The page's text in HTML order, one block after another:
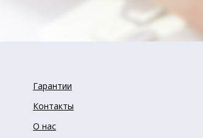
Гарантии
Контакты
О нас